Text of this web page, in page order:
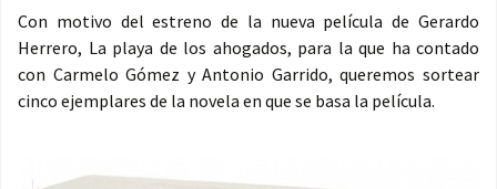
Con motivo del estreno de la nueva película de Gerardo
Herrero, La playa de los ahogados, para la que ha contado
con Carmelo Gómez y Antonio Garrido, queremos sortear
cinco ejemplares de la novela en que se basa la película.